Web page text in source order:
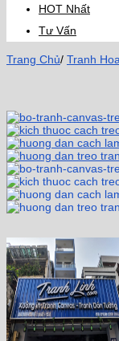
HOT Nhất
Tư Vấn
Trang Chủ/ Tranh